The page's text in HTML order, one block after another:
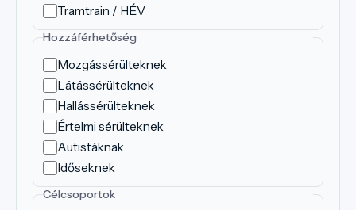
Tramtrain / HÉV
Hozzáférhetőség
Mozgássérülteknek
Látássérülteknek
Hallássérülteknek
Értelmi sérülteknek
Autistáknak
Időseknek
Célcsoportok